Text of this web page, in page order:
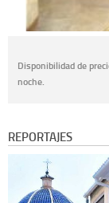
Disponibilidad de
noche.
REPORTAJES